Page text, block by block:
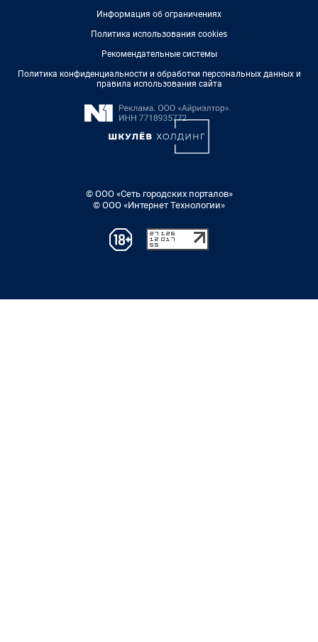
Информация об ограничениях
Политика использования cookies
Рекомендательные системы
Политика конфиденциальности и обработки персональных данных и
правила использования сайта
© ООО «Сеть городских порталов»
© ООО «Интернет Технологии»